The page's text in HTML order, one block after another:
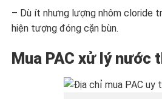
– Dù ít nhưng lượng nhôm cloride
hiện tượng đóng cặn bùn.
Mua PAC xử lý nước